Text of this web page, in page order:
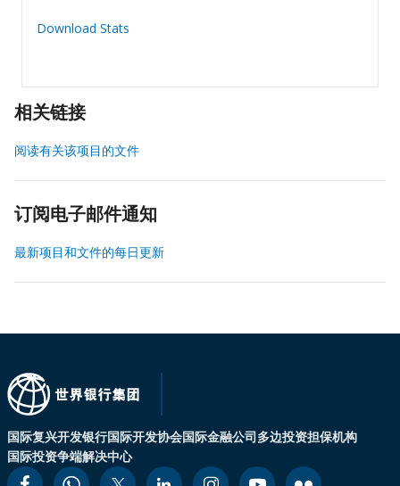
Download Stats
相关链接
阅读有关该项目的文件
订阅电子邮件通知
最新项目和文件的每日更新
国际复兴开发银行国际开发协会国际金融公司多边投资担保机构
国际投资争端解决中心